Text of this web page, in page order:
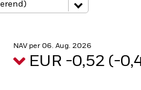
NAV per 06. Aug. 2026
EUR -0,52 (-